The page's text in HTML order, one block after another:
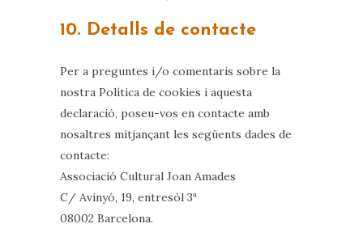
10. Detalls de contacte
Per a preguntes i/o comentaris sobre la
nostra Política de cookies i aquesta
declaració, poseu-vos en contacte amb
nosaltres mitjançant les següents dades de
contacte:
Associació Cultural Joan Amades
C/ Avinyó, 19, entresòl 3ª
08002 Barcelona.